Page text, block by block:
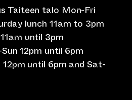
Taiteen talo Mon-Fri
lunch 11am to 3pm
until 3pm
12pm until 6pm
until 6pm and Sat-